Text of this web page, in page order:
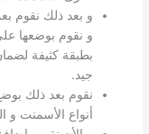
و بعد ذلك نقوم
و نقوم بوضعها
بطبقة كثيفة
جيد.
نقوم بعد ذلك
أنواع الأسمنت و